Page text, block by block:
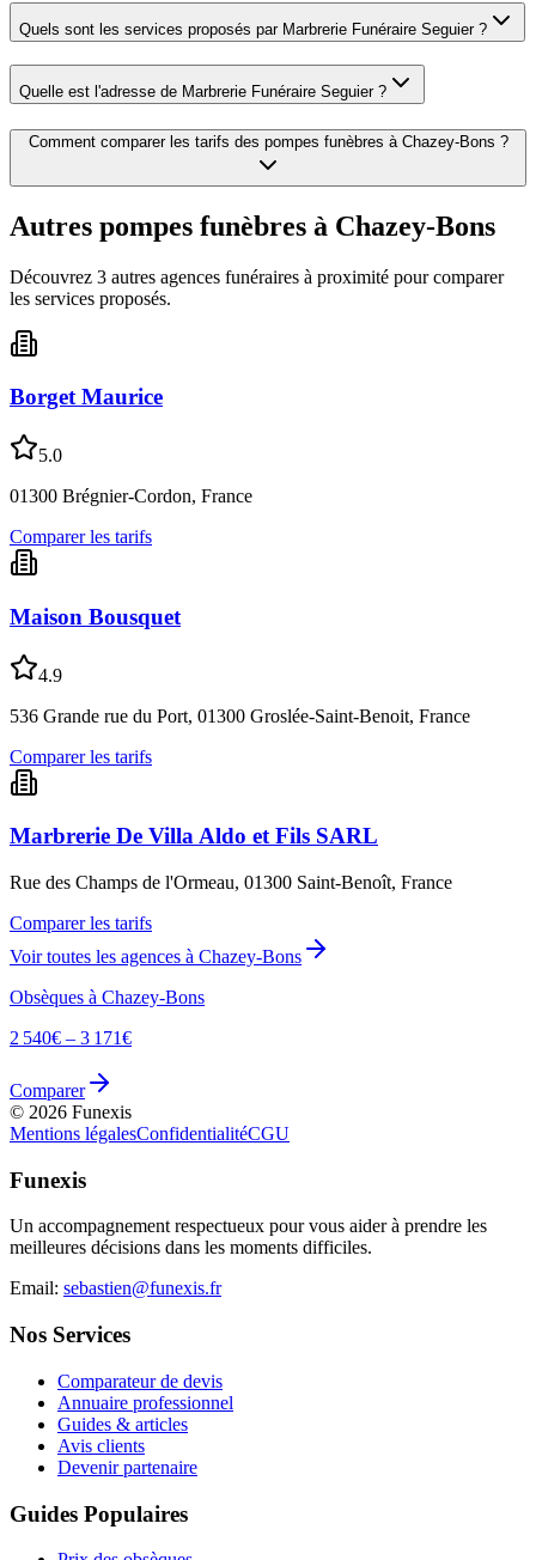
Quels sont les services proposés par Marbrerie Funéraire Seguier?
Quelle est l'adresse de Marbrerie Funéraire Seguier?
Comment comparer les tarifs des pompes funèbres à Chazey-Bons ?
Autres pompes funèbres à Chazey-Bons
Découvrez 3 autres agences funéraires à proximité pour comparer
les services proposés.
Borget Maurice
5.0
01300 Brégnier-Cordon, France
Comparer les tarifs
Maison Bousquet
4.9
536 Grande rue du Port, 01300 Groslée-Saint-Benoit, France
Comparer les tarifs
Marbrerie De Villa Aldo et Fils SARL
Rue des Champs de l'Ormeau, 01300 Saint-Benoît, France
Comparer les tarifs
Voir toutes les agences à Chazey-Bons
Obsèques à Chazey-Bons
2 540€ – 3 171€
Comparer
© 2026 Funexis
Mentions légalesConfidentialitéCGU
Funexis
Un accompagnement respectueux pour vous aider à prendre les
meilleures décisions dans les moments difficiles.
Email: sebastien@funexis.fr
Nos Services
Comparateur de devis
Annuaire professionnel
Guides & articles
Avis clients
Devenir partenaire
Guides Populaires